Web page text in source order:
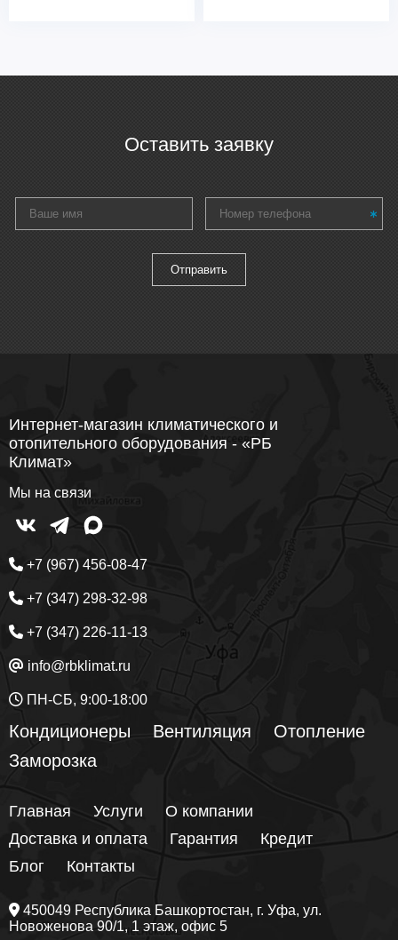
Оставить заявку
Интернет-магазин климатического и
отопительного оборудования - «РБ
Климат»
Мы на связи
+7 (967) 456-08-47
+7 (347) 298-32-98
+7 (347) 226-11-13
info@rbklimat.ru
ПН-СБ, 9:00-18:00
Кондиционеры Вентиляция
Отопление
Заморозка
Главная Услуги
О компании
Доставка и оплата
Гарантия
Кредит
Блог
Контакты
450049 Республика Башкортостан, г. Уфа, ул.
Новоженова 90/1, 1 этаж, офис 5